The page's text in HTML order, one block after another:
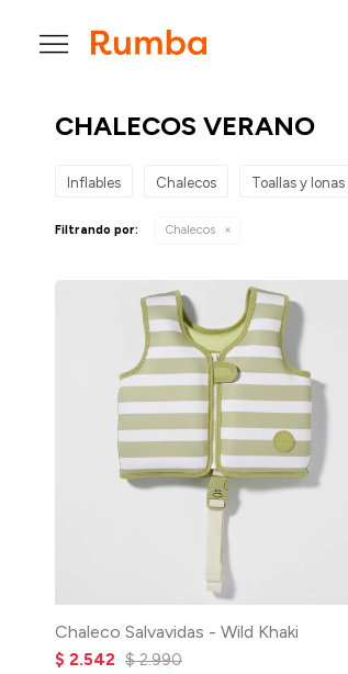

CHALECOS VERANO
Inflables Chalecos Toallas y lonas
Filtrando por: Chalecos
Chaleco Salvavidas - Wild Khaki
$ 2.542 $ 2.990